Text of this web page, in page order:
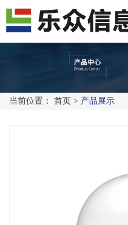
当前位置： 首页 > 产品展示